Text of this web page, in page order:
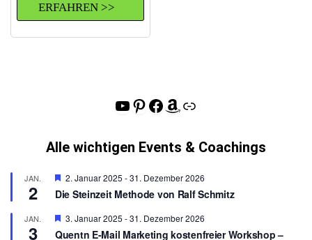
ERFAHREN >>
YouTube
Pinterest
Facebook
Amazon
Link
Alle wichtigen Events & Coachings
JAN.
2
H
r
o
r
2. Januar 2025 -31. Dezember 2026
Die Steinzeit Methode von Ralf Schmitz
JAN.
3
H
3. Januar 2025 -31. Dezember 2026
Quentn E-Mail Marketing kostenfreier Workshop –